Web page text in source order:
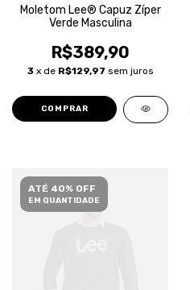
Moletom Lee® Capuz Zíper
Verde Masculina
R$389,90
3 x de R$129,97 sem juros
COMPRAR
ATÉ 40% OFF
EM QUANTIDADE